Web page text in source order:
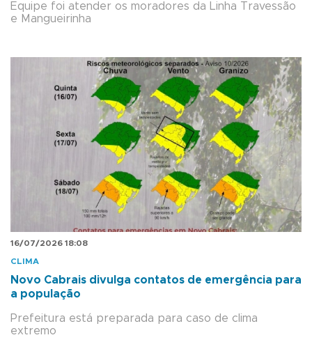
Equipe foi atender os moradores da Linha Travessão
e Mangueirinha
16/07/2026 18:08
CLIMA
Novo Cabrais divulga contatos de emergência para
a população
Prefeitura está preparada para caso de clima
extremo